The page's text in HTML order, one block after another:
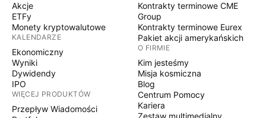
Akcje
ETFy
Monety kryptowalutowe
KALENDARZE
Ekonomiczny
Wyniki
Dywidendy
IPO
WIĘCEJ PRODUKTÓW
Przepływ Wiadomości
Kontrakty terminowe CME
Group
Kontrakty terminowe Eurex
Pakiet akcji amerykańskich
O FIRMIE
Kim jesteśmy
Misja kosmiczna
Blog
Centrum Pomocy
Kariera
Zestaw multimedialny